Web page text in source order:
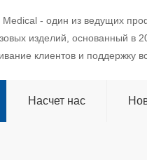
Medical - один из ведущих
изделий, основанный в
клиентов и поддержку
Насчет нас